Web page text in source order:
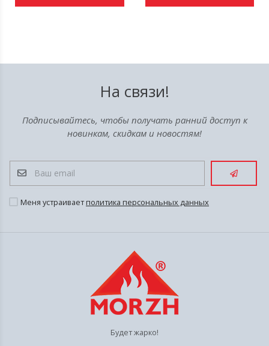
На связи!
Подписывайтесь, чтобы получать ранний доступ к
новинкам, скидкам и новостям!
Меня устраиваетполитика персональных данных
Будет жарко!